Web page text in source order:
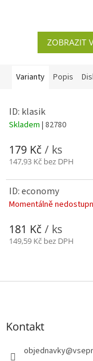
hvězdiček.ZOBRAZIT
Varianty Popis
ID: klasik
Skladem | 82780
179 Kč / ks
147,93 Kč bez DPH
ID: economy
Momentálně
181 Kč / ks
149,59 Kč bez DPH
Z
Kontakt
objednavky@